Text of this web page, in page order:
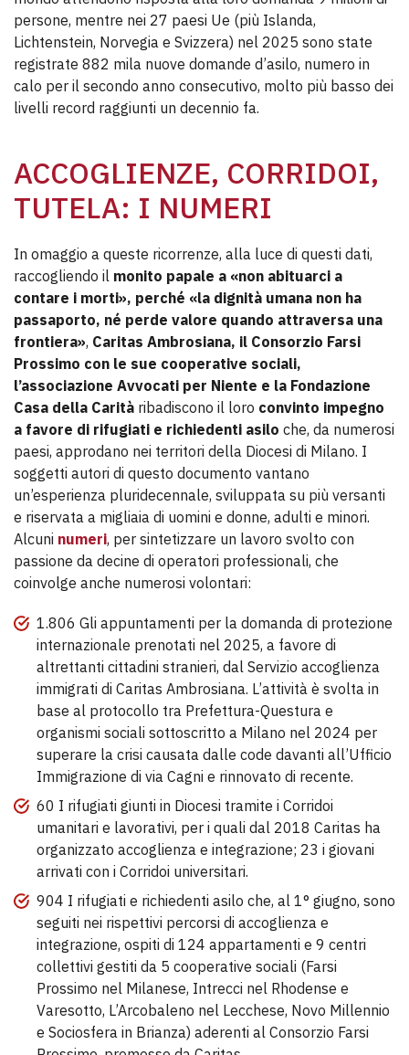
persone, mentre nei 27 paesi Ue (più Islanda,
Lichtenstein, Norvegia e Svizzera) nel 2025 sono state
registrate 882 mila nuove domande d’asilo, numero in
calo per il secondo anno consecutivo, molto più basso dei
livelli record raggiunti un decennio fa.
ACCOGLIENZE, CORRIDOI,
TUTELA: I NUMERI
In omaggio a queste ricorrenze, alla luce di questi dati,
raccogliendo il monito papale a «non abituarci a
contare i morti», perché «la dignità umana non ha
passaporto, né perde valore quando attraversa una
frontiera», Caritas Ambrosiana, il Consorzio Farsi
Prossimo con le sue cooperative sociali,
l’associazione Avvocati per Niente e la Fondazione
Casa della Carità ribadiscono il loro convinto impegno
a favore di rifugiati e richiedenti asilo che, da numerosi
paesi, approdano nei territori della Diocesi di Milano. I
soggetti autori di questo documento vantano
un’esperienza pluridecennale, sviluppata su più versanti
e riservata a migliaia di uomini e donne, adulti e minori.
Alcuni numeri, per sintetizzare un lavoro svolto con
passione da decine di operatori professionali, che
coinvolge anche numerosi volontari:
1.806 Gli appuntamenti per la domanda di protezione
internazionale prenotati nel 2025, a favore di
altrettanti cittadini stranieri, dal Servizio accoglienza
immigrati di Caritas Ambrosiana. L’attività è svolta in
base al protocollo tra Prefettura-Questura e
organismi sociali sottoscritto a Milano nel 2024 per
superare la crisi causata dalle code davanti all’Ufficio
Immigrazione di via Cagni e rinnovato di recente.
60 I rifugiati giunti in Diocesi tramite i Corridoi
umanitari e lavorativi, per i quali dal 2018 Caritas ha
organizzato accoglienza e integrazione; 23 i giovani
arrivati con i Corridoi universitari.
904 I rifugiati e richiedenti asilo che, al 1° giugno, sono
seguiti nei rispettivi percorsi di accoglienza e
integrazione, ospiti di 124 appartamenti e 9 centri
collettivi gestiti da 5 cooperative sociali (Farsi
Prossimo nel Milanese, Intrecci nel Rhodense e
Varesotto, L’Arcobaleno nel Lecchese, Novo Millennio
e Sociosfera in Brianza) aderenti al Consorzio Farsi